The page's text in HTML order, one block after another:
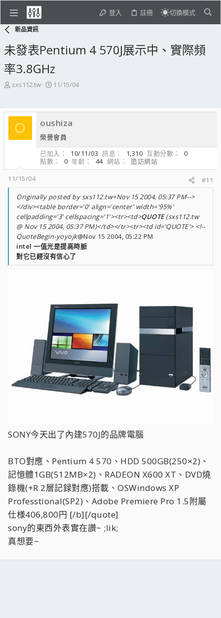
登入 註冊 切換模式
新品資訊
未發表Pentium 4 570J展示中、實際頻
率3.8GHz
主
起
人
sxs112.tw
開
期
11/15/04
O oushiza
榮譽會員
已加入
10/11/03 訊息 1,310 互動分數
0
點數
0 年齡 44 網站
造訪網站
11/15/04
#11
Originally posted by sxs112.tw+Nov 15 2004, 05:37 PM-->
</div><table border='0' align='center' width='95%'
cellpadding='3' cellspacing='1'><tr><td>QUOTE(sxs112.tw
@ Nov 15 2004, 05:37 PM)</td></tr><tr><td id='QUOTE'> <!--
QuoteBegin-yoyojk@Nov 15 2004, 05:22 PM
intel 一值光是提高時脈
對它已經沒有信心了
SONY今天出了內建570J的品牌電腦
BTO對應、Pentium 4 570、HDD 500GB(250×2)、
記憶體1GB(512MB×2)、RADEON X600 XT、DVD燒
錄機(+R 2層記録對應)搭載、OSWindows XP
Professtional(SP2)、Adobe Premiere Pro 1.5附屬
仕様406,800円 [/b][/quote]
sony的東西外表實在讚~ ;lik;
真想要~